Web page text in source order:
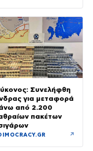
Συνελήφθη
για μεταφορά
από 2.200
πακέτων
↗